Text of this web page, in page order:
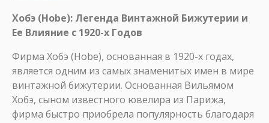
Хобэ (Hobe): Легенда Винтажной Бижутерии и
Ее Влияние с 1920-х Годов
Фирма Хобэ (Hobe), основанная в 1920-х годах,
является одним из самых знаменитых имен в мире
винтажной бижутерии. Основанная Вильямом
Хобэ, сыном известного ювелира из Парижа,
фирма быстро приобрела популярность благодаря